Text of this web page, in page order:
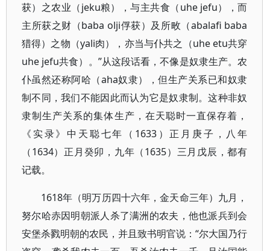
获）之农业（jeku粮），与主共食（uhe jefu），而
主所获之财（baba olji俘获）及所畋（abalafi baba
猎得）之物（yali肉），亦当与仆共之（uhe etu共穿
uhe jefu共食）。”从这段话看，不像是奴隶生产。农
仆虽然还称阿哈（aha奴隶），但生产关系已和奴隶
制不同，我们不能因此而认为它是奴隶制。这种非奴
隶制生产关系的集体生产，在天聪时一直保存着，
《实录》中天聪七年（1633）正月庚子，八年
（1634）正月癸卯，九年（1635）三月戊辰，都有
记载。
1618年（明万历四十六年，金天命三年）九月，
努尔哈赤因明朝派人杀了满洲的农夫，他也派兵到会
安堡杀戮明朝的农民，并且致书明官说：“尔大国乃行